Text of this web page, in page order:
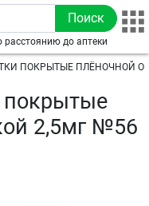
расстоянию до аптеки
ПОКРЫТЫЕ ПЛЁНОЧНОЙ
покрытые
2,5мг №56